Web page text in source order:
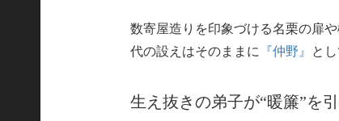
数寄屋造りを印象づける名栗の扉
代の設えはそのままに 『仲野』 と
生え抜きの弟子が“暖簾”を